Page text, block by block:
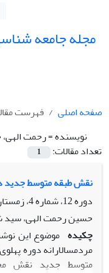
مجله جامعه
صفحه اصلی
فهرست
نویسنده =رحمت
تعداد مقالات:
1
نقش طبقه متوسط جدید
دوره 12، شماره 4، زمستان 1390، صفحه
حسین رحمت الهى، سید
چکیده موضوع این
مردمسالارانه دوره
متوسط جدید نقش